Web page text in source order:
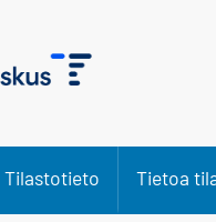
Tilastotieto Tietoa